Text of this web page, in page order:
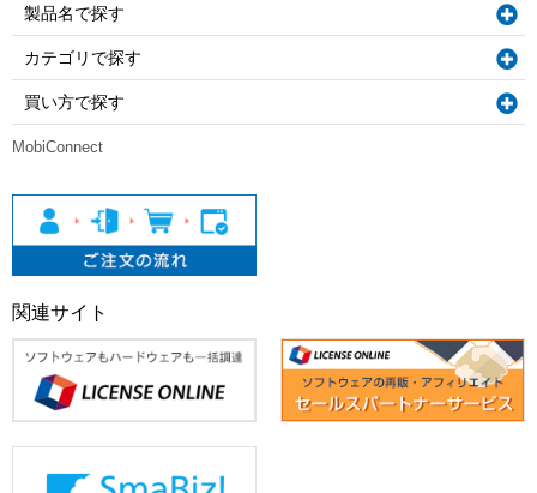
製品名で探す
カテゴリで探す
買い方で探す
MobiConnect
関連サイト